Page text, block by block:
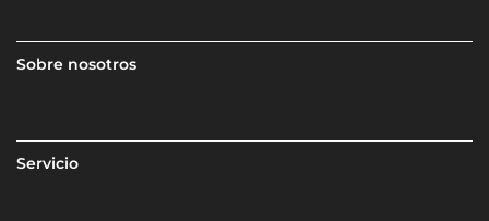
Sobre nosotros
Servicio